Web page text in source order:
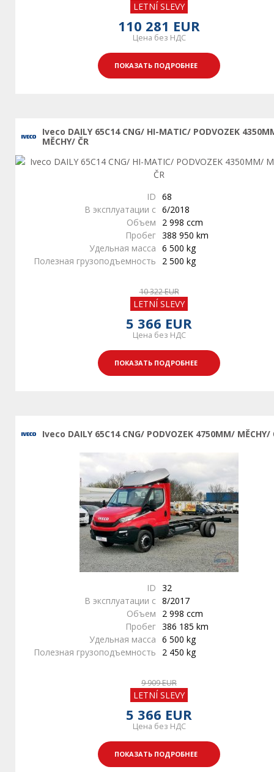
LETNÍ SLEVY
110 281 EUR
Цена без НДС
ПОКАЗАТЬ ПОДРОБНЕЕ
Iveco DAILY 65C14 CNG/ HI-MATIC/ PODVOZEK
MĚCHY/ ČR
ID 68
В эксплуатации с 6/2018
Объем
2 998 ccm
Пробег 388 950 km
Удельная масса 6 500 kg
Полезная грузоподъемность
2 500 kg
10 322 EUR
LETNÍ SLEVY
5 366 EUR
Цена без НДС
ПОКАЗАТЬ ПОДРОБНЕЕ
Iveco DAILY 65C14 CNG/ PODVOZEK 4750MM/ MĚCHY/
ID 32
В эксплуатации с 8/2017
Объем
2 998 ccm
Пробег 386 185 km
Удельная масса 6 500 kg
Полезная грузоподъемность
2 450 kg
9 909 EUR
LETNÍ SLEVY
5 366 EUR
Цена без НДС
ПОКАЗАТЬ ПОДРОБНЕЕ